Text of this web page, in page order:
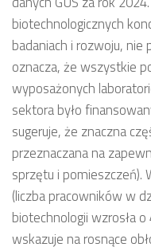
biotechnologicznych
badaniach i rozwoju, nie
oznacza, że wszystkie
wyposażonych
sektora było
sugeruje, że znaczna
przeznaczana na
sprzętu i pomieszczeń).
(liczba pracowników w
biotechnologii wzrosła
wskazuje na rosnące